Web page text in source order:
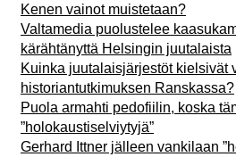
Kenen vainot muistetaan?
Valtamedia puolustelee
kärähtänyttä Helsingin juutalaista
Kuinka juutalaisjärjestöt kielsivät
historiantutkimuksen Ranskassa?
Puola armahti pedofiilin, koska
”holokaustiselviytyjä”
Gerhard Ittner jälleen vankilaan